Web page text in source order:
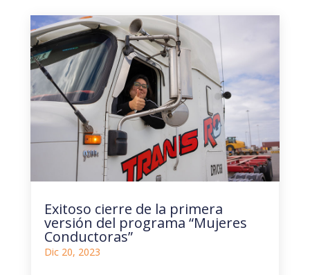
Exitoso cierre de la primera
versión del programa “Mujeres
Conductoras”
Dic 20, 2023